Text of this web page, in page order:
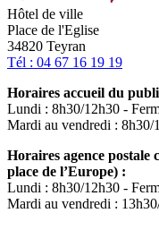
Hôtel de ville
Place de l'Eglise
34820 Teyran
Tél : 04 67 16 19 19
Horaires accueil du
Lundi : 8h30/12h30 -
Mardi au vendredi : 8h30/
Horaires agence postale
place de l’Europe) :
Lundi : 8h30/12h30 -
Mardi au vendredi :